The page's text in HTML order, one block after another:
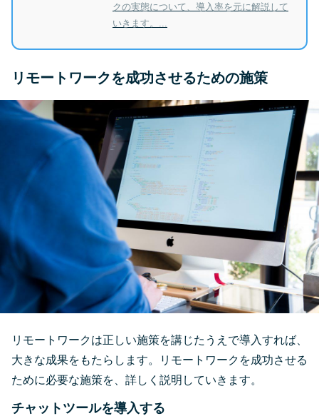
クの実態について、導入率を元に解説して
いきます。...
リモートワークを成功させるための施策
リモートワークは正しい施策を講じたうえで導入すれば、
大きな成果をもたらします。リモートワークを成功させる
ために必要な施策を、詳しく説明していきます。
チャットツールを導入する